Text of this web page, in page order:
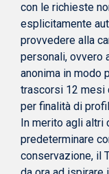
con le richieste
esplicitamente
provvedere alla
personali, ovvero
anonima in modo
trascorsi 12 mesi
per finalità di
In merito agli altri
predeterminare
conservazione, il